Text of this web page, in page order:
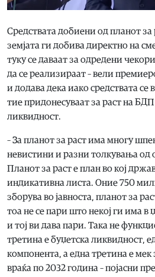
Средствата добиени од планот за
земјата ги добива директно на
туку се даваат за одредени
да се реализираат – вели
и додава дека иако средствата се
тие придонесуваат за раст на
ликвидност.
– За планот за раст има многу
невистини и разни толкувања од
Планот за раст е план во кој
индикативна листа. Оние 750
зборува во јавноста, планот за
тоа не се пари што некој ги има в
и тој ви дава пари. Така не
третина е буџетска ликвидност,
компонента, а една третина е мек
враќа по 2032 година – појасни